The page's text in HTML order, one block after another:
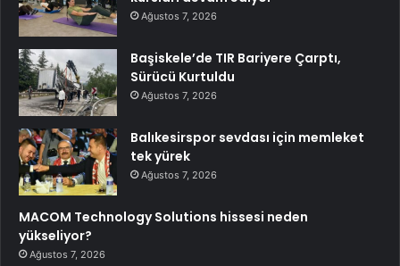
Ağustos 7, 2026
Başiskele’de TIR Bariyere Çarptı,
Sürücü Kurtuldu
Ağustos 7, 2026
Balıkesirspor sevdası için memleket
tek yürek
Ağustos 7, 2026
MACOM Technology Solutions hissesi neden
yükseliyor?
Ağustos 7, 2026